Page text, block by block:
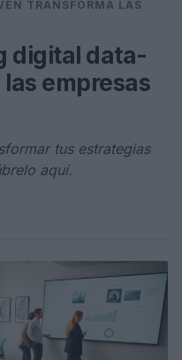
TRANSFORMA LAS
digital data-
empresas
tus estrategias
aquí.